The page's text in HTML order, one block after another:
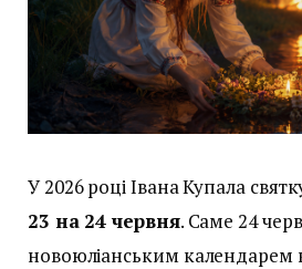
У 2026 році Івана Купала
23 на 24 червня. Саме 24
новоюліанським календарем